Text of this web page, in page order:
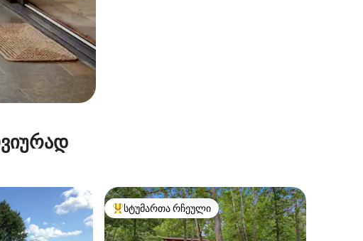
სტუმართა რჩეული მოწინავე ვარიანტი
სტუმართა რჩეული